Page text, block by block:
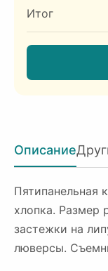
Итог
Описание
Пятипанельная
хлопка. Размер
застежки на
люверсы.